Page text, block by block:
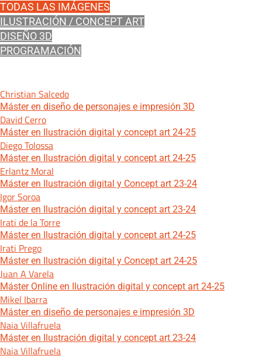
TODAS LAS IMÁGENES
ILUSTRACIÓN / CONCEPT ART
DISEÑO 3D
PROGRAMACIÓN
Christian Salcedo
Máster en diseño de personajes e impresión 3D
David Cerro
Máster en Ilustración digital y concept art 24-25
Diego Tolossa
Máster en Ilustración digital y concept art 24-25
Erlantz Moral
Máster en Ilustración digital y Concept art 23-24
Igor Soroa
Máster en Ilustración digital y concept art 23-24
Irati de la Torre
Máster en Ilustración digital y concept art 24-25
Irati Prego
Máster en Ilustración digital y Concept art 24-25
Juan A Varela
Máster Online en Ilustración digital y concept art 24-25
Mikel Ibarra
Máster en diseño de personajes e impresión 3D
Naia Villafruela
Máster en Ilustración digital y concept art 23-24
Naia Villafruela